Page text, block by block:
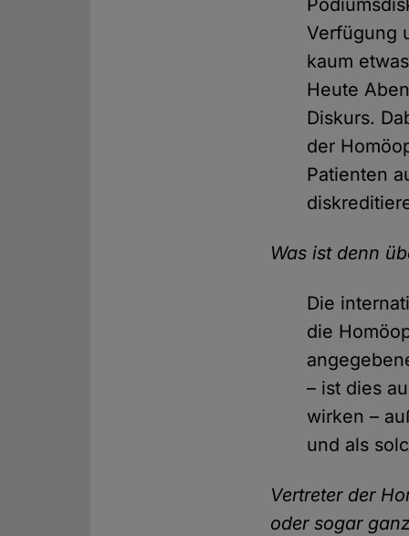
Verfügung
kaum
Heute
Diskurs.
der
Patienten
Was ist denn
Die
die
– ist dies
wirken –
und als
Vertreter der
oder sogar